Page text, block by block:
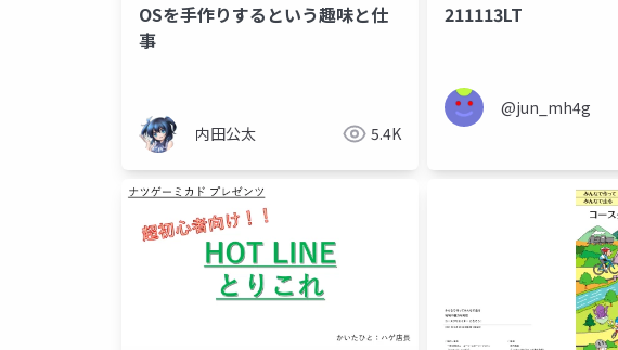
OSを手作りするという趣味と仕
事
内田公太 5.4K
211113LT
@jun_mh4g